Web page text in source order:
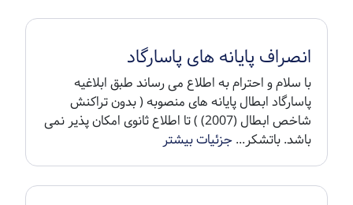
انصراف پایانه های پاسارگاد
با سلام و احترام به اطلاع می رساند طبق ابلاغیه
پاسارگاد ابطال پایانه های منصوبه ( بدون تراکنش
شاخص ابطال (2007) ) تا اطلاع ثانوی امکان پذیر نمی
باشد. باتشکر...جزئیات بیشتر